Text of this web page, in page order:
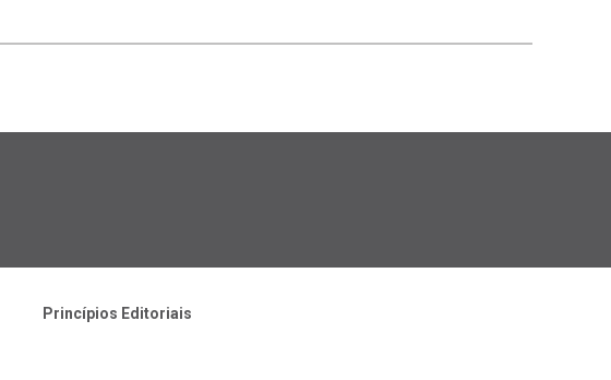
Princípios Editoriais